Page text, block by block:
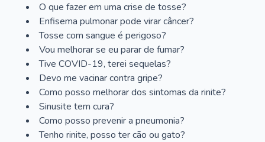
O que fazer em uma crise de tosse?
Enfisema pulmonar pode virar câncer?
Tosse com sangue é perigoso?
Vou melhorar se eu parar de fumar?
Tive COVID-19, terei sequelas?
Devo me vacinar contra gripe?
Como posso melhorar dos sintomas da rinite?
Sinusite tem cura?
Como posso prevenir a pneumonia?
Tenho rinite, posso ter cão ou gato?